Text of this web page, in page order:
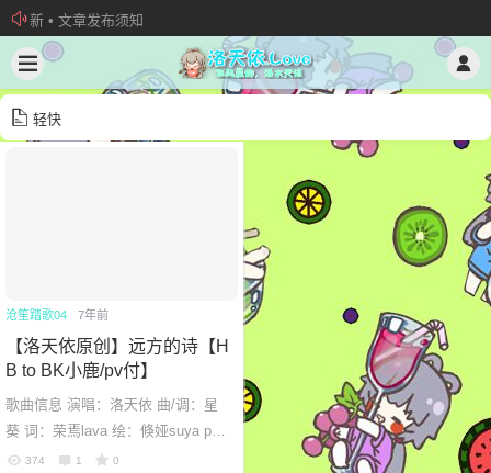
新 • 文章发布须知
欢迎加入“VOCALOID洛天依“QQ群！
加入本站管理团队
轻快
沧笙踏歌04 7年前
【洛天依原创】远方的诗【H
B to BK小鹿/pv付】
歌曲信息 演唱：洛天依 曲/调：星
葵 词：荣焉lava 绘：倏娅suya p
v：Slahser- 特别感谢：星海 传送门
374 1 0